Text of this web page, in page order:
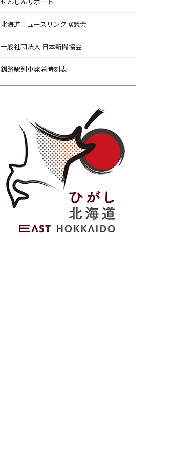
北海道ニュースリンク協議会
一般社団法人 日本新聞協会
釧路駅列車発着時刻表